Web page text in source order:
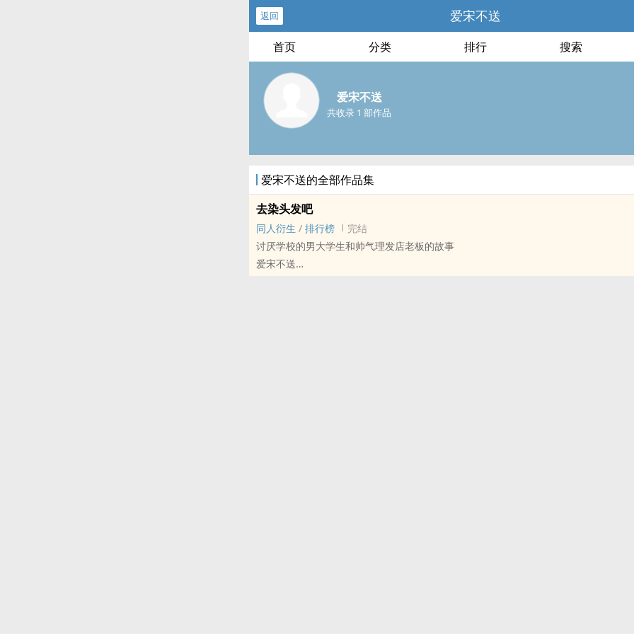
返回 爱宋不送
首页 分类 排行 搜索
爱宋不送
共收录 1 部作品
爱宋不送的全部作品集
去染头发吧
‎‍同‎人‎‍衍生 / 排行榜
完结
讨厌学校的男大学生和帅气理发店老板的故事
爱宋不送